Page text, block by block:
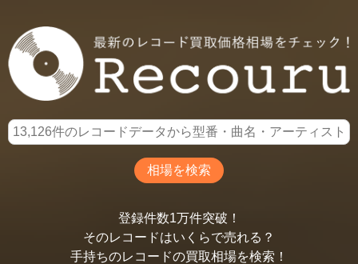
登録件数1万件突破！
そのレコードはいくらで売れる？
手持ちのレコードの買取相場を検索！